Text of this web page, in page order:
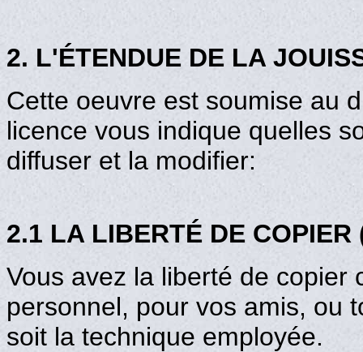
2. L'ÉTENDUE DE LA
Cette oeuvre est soumise au
licence vous indique quelles
diffuser et la modifier:
2.1 LA LIBERTÉ DE
Vous avez la liberté de copier
personnel, pour vos amis, ou
soit la technique employée.